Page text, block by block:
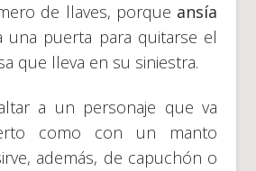
de llaves, porque ansía
una puerta para quitarse el
que lleva en su siniestra.
a un personaje que va
como con un manto
además, de capuchón o